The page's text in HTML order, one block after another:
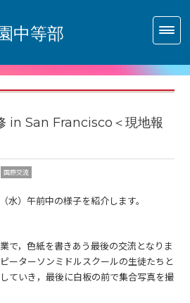
中等部
in San Francisco＜現地報
国際交流
水）午前中の様子を紹介します。
で，色紙を書きあう最後の交流となりま
ーターソンミドルスクールの生徒たちと
ていき，最後に白板の前で集合写真を撮